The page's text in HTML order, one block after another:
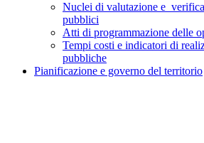
Nuclei di valutazione e
pubblici
Atti di programmazione delle
Tempi costi e indicatori di
pubbliche
Pianificazione e governo del territorio